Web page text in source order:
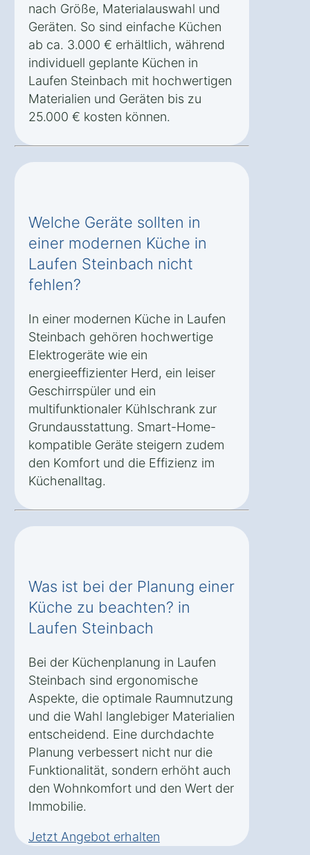
nach Größe, Materialauswahl und
Geräten. So sind einfache Küchen
ab ca. 3.000 € erhältlich, während
individuell geplante Küchen in
Laufen Steinbach mit hochwertigen
Materialien und Geräten bis zu
25.000 € kosten können.
Welche Geräte sollten in
einer modernen Küche in
Laufen Steinbach nicht
fehlen?
In einer modernen Küche in Laufen
Steinbach gehören hochwertige
Elektrogeräte wie ein
energieeffizienter Herd, ein leiser
Geschirrspüler und ein
multifunktionaler Kühlschrank zur
Grundausstattung. Smart-Home-
kompatible Geräte steigern zudem
den Komfort und die Effizienz im
Küchenalltag.
Was ist bei der Planung einer
Küche zu beachten? in
Laufen Steinbach
Bei der Küchenplanung in Laufen
Steinbach sind ergonomische
Aspekte, die optimale Raumnutzung
und die Wahl langlebiger Materialien
entscheidend. Eine durchdachte
Planung verbessert nicht nur die
Funktionalität, sondern erhöht auch
den Wohnkomfort und den Wert der
Immobilie.
Jetzt Angebot erhalten